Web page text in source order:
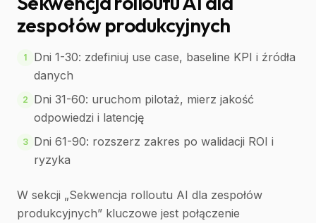
zespołów produkcyjnych
1
Dni 1-30: zdefiniuj use case, baseline KPI i źródła
danych
2
Dni 31-60: uruchom pilotaż, mierz jakość
odpowiedzi i latencję
3 Dni 61-90: rozszerz zakres po walidacji ROI i
ryzyka
W sekcji „Sekwencja rolloutu AI dla zespołów
produkcyjnych” kluczowe jest połączenie